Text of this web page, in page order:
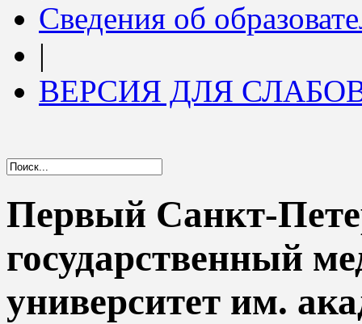
Сведения об
|
ВЕРСИЯ ДЛЯ
Первый Санкт-
государственный
университет им.